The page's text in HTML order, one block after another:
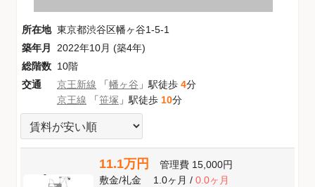
所在地 東京都渋谷区幡ヶ谷1-5-1
築年月
2022年10月 (築4年)
総階数 10階
交通
京王新線 「幡ヶ谷 」駅徒歩 4分
京王線 「笹塚 」駅徒歩 10分
11.1万円 管理費 15,000円
敷金/礼金 1.0ヶ月/ 0.0ヶ月